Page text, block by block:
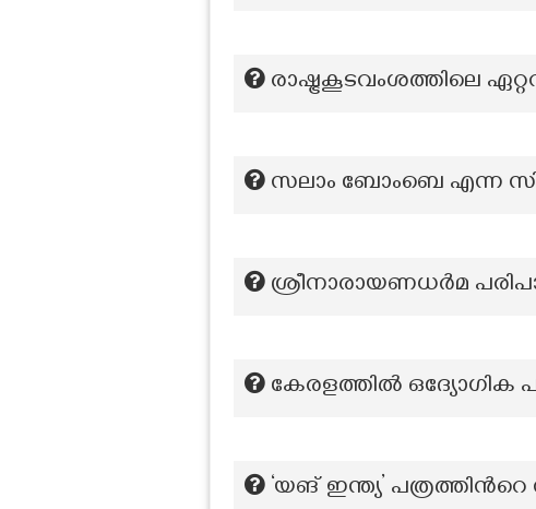
രാഷ്ട്രകൂടവംശത്തിലെ
സലാം ബോംബെ എന്ന
ശ്രീനാരായണധർമ
കേരളത്തിൽ ഒദ്യോഗിക
‘യങ് ഇന്ത്യ’